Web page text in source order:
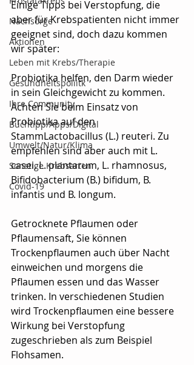
Nachsorge
Aktionen
Leben mit Krebs/Therapie
Gesundheitspoliitk
Ihre Community
Buchtipp/Apps/Digital
Umwelt/Natur/Klima
Sonstige Krebsarten
Covid-19
Einige Tipps bei Verstopfung, die
aber für Krebspatienten nicht immer
geeignet sind, doch dazu kommen
wir später:
Probiotika helfen, den Darm wieder
in sein Gleichgewicht zu kommen.
Achten Sie beim Einsatz von
Probiotika auf den
StammLactobacillus (L.) reuteri. Zu
empfehlen sind aber auch mit L.
casei, L. plantarum, L. rhamnosus,
Bifidobacterium (B.) bifidum, B.
infantis und B. longum.
Getrocknete Pflaumen oder
Pflaumensaft, Sie können
Trockenpflaumen auch über Nacht
einweichen und morgens die
Pflaumen essen und das Wasser
trinken. In verschiedenen Studien
wird Trockenpflaumen eine bessere
Wirkung bei Verstopfung
zugeschrieben als zum Beispiel
Flohsamen.